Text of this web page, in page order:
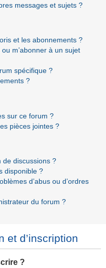
messages et sujets ?
et les abonnements ?
m’abonner à un sujet
spécifique ?
?
sur ce forum ?
pièces jointes ?
de discussions ?
disponible ?
d’abus ou d’ordres
du forum ?
et d’inscription
?